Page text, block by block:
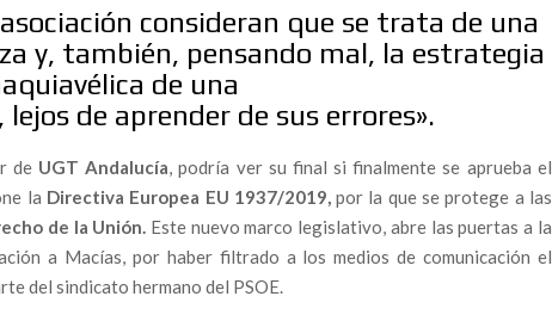
del Capitán Araña”: una nueva etapa para la sátira
“EL GUADALQUIVIR NO PUEDE SER LA CLOACA
“La sociedad civil tiene que hacerse con la política
Un abogado denuncia ante la Fiscalía Superior
a dirigentes del Partido Popular y operadores
consideran que se trata de una
y, también, pensando mal, la estrategia
de una
de aprender de sus errores».
de UGT Andalucía, podría ver su final si finalmente se aprueba el
la Directiva Europea EU 1937/2019,por la que se protege a las
de la Unión. Este nuevo marco legislativo, abre las puertas a la
a Macías, por haber filtrado a los medios de comunicación el
del sindicato hermano del PSOE.